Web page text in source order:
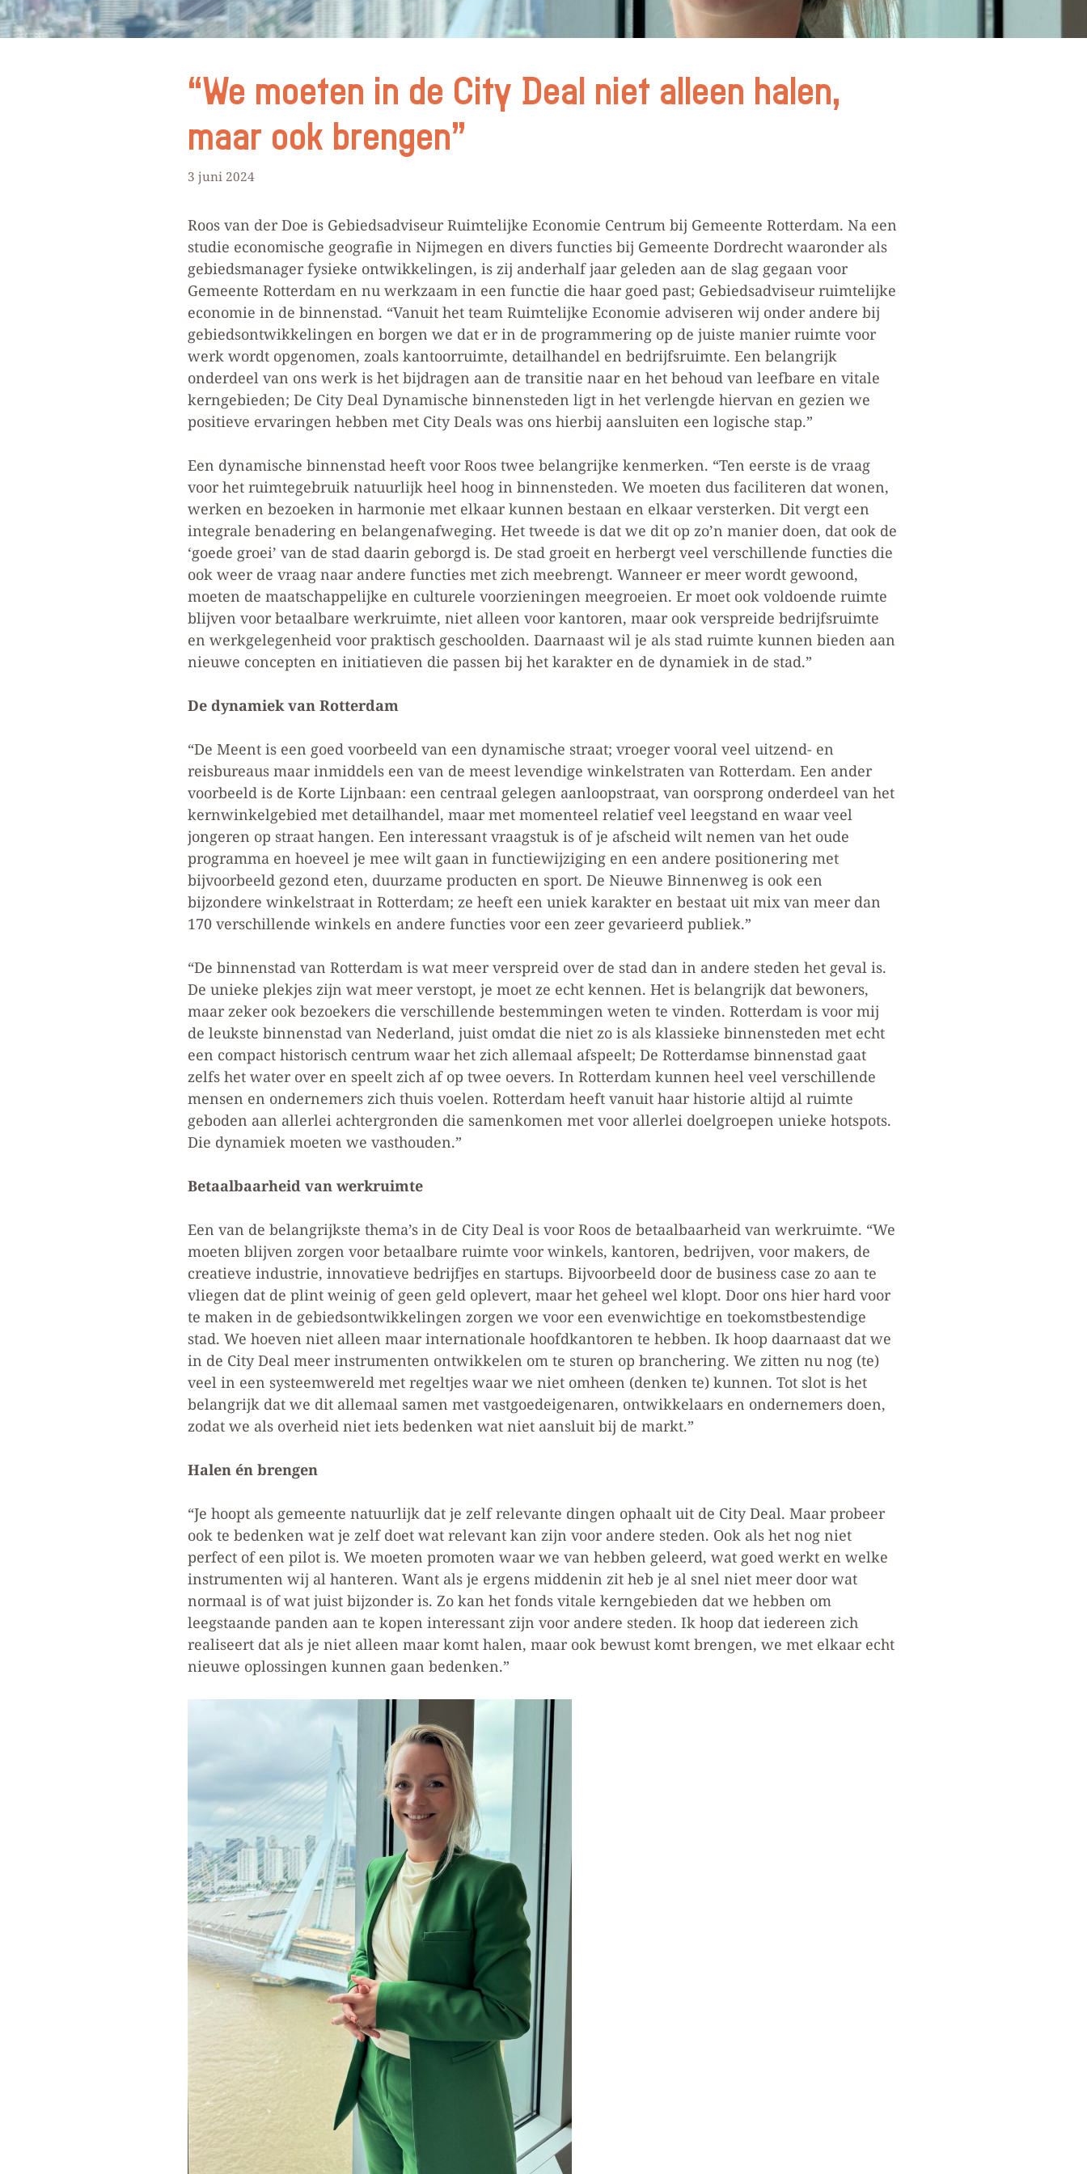
“We moeten in de City Deal niet alleen halen,
maar ook brengen”
3 juni 2024
Roos van der Doe is Gebiedsadviseur Ruimtelijke Economie Centrum bij Gemeente Rotterdam. Na een
studie economische geografie in Nijmegen en divers functies bij Gemeente Dordrecht waaronder als
gebiedsmanager fysieke ontwikkelingen, is zij anderhalf jaar geleden aan de slag gegaan voor
Gemeente Rotterdam en nu werkzaam in een functie die haar goed past; Gebiedsadviseur ruimtelijke
economie in de binnenstad. “Vanuit het team Ruimtelijke Economie adviseren wij onder andere bij
gebiedsontwikkelingen en borgen we dat er in de programmering op de juiste manier ruimte voor
werk wordt opgenomen, zoals kantoorruimte, detailhandel en bedrijfsruimte. Een belangrijk
onderdeel van ons werk is het bijdragen aan de transitie naar en het behoud van leefbare en vitale
kerngebieden; De City Deal Dynamische binnensteden ligt in het verlengde hiervan en gezien we
positieve ervaringen hebben met City Deals was ons hierbij aansluiten een logische stap.”
Een dynamische binnenstad heeft voor Roos twee belangrijke kenmerken. “Ten eerste is de vraag
voor het ruimtegebruik natuurlijk heel hoog in binnensteden. We moeten dus faciliteren dat wonen,
werken en bezoeken in harmonie met elkaar kunnen bestaan en elkaar versterken. Dit vergt een
integrale benadering en belangenafweging. Het tweede is dat we dit op zo’n manier doen, dat ook de
‘goede groei’ van de stad daarin geborgd is. De stad groeit en herbergt veel verschillende functies die
ook weer de vraag naar andere functies met zich meebrengt. Wanneer er meer wordt gewoond,
moeten de maatschappelijke en culturele voorzieningen meegroeien. Er moet ook voldoende ruimte
blijven voor betaalbare werkruimte, niet alleen voor kantoren, maar ook verspreide bedrijfsruimte
en werkgelegenheid voor praktisch geschoolden. Daarnaast wil je als stad ruimte kunnen bieden aan
nieuwe concepten en initiatieven die passen bij het karakter en de dynamiek in de stad.”
De dynamiek van Rotterdam
“De Meent is een goed voorbeeld van een dynamische straat; vroeger vooral veel uitzend- en
reisbureaus maar inmiddels een van de meest levendige winkelstraten van Rotterdam. Een ander
voorbeeld is de Korte Lijnbaan: een centraal gelegen aanloopstraat, van oorsprong onderdeel van het
kernwinkelgebied met detailhandel, maar met momenteel relatief veel leegstand en waar veel
jongeren op straat hangen. Een interessant vraagstuk is of je afscheid wilt nemen van het oude
programma en hoeveel je mee wilt gaan in functiewijziging en een andere positionering met
bijvoorbeeld gezond eten, duurzame producten en sport. De Nieuwe Binnenweg is ook een
bijzondere winkelstraat in Rotterdam; ze heeft een uniek karakter en bestaat uit mix van meer dan
170 verschillende winkels en andere functies voor een zeer gevarieerd publiek.”
“De binnenstad van Rotterdam is wat meer verspreid over de stad dan in andere steden het geval is.
De unieke plekjes zijn wat meer verstopt, je moet ze echt kennen. Het is belangrijk dat bewoners,
maar zeker ook bezoekers die verschillende bestemmingen weten te vinden. Rotterdam is voor mij
de leukste binnenstad van Nederland, juist omdat die niet zo is als klassieke binnensteden met echt
een compact historisch centrum waar het zich allemaal afspeelt; De Rotterdamse binnenstad gaat
zelfs het water over en speelt zich af op twee oevers. In Rotterdam kunnen heel veel verschillende
mensen en ondernemers zich thuis voelen. Rotterdam heeft vanuit haar historie altijd al ruimte
geboden aan allerlei achtergronden die samenkomen met voor allerlei doelgroepen unieke hotspots.
Die dynamiek moeten we vasthouden.”
Betaalbaarheid van werkruimte
Een van de belangrijkste thema’s in de City Deal is voor Roos de betaalbaarheid van werkruimte. “We
moeten blijven zorgen voor betaalbare ruimte voor winkels, kantoren, bedrijven, voor makers, de
creatieve industrie, innovatieve bedrijfjes en startups. Bijvoorbeeld door de business case zo aan te
vliegen dat de plint weinig of geen geld oplevert, maar het geheel wel klopt. Door ons hier hard voor
te maken in de gebiedsontwikkelingen zorgen we voor een evenwichtige en toekomstbestendige
stad. We hoeven niet alleen maar internationale hoofdkantoren te hebben. Ik hoop daarnaast dat we
in de City Deal meer instrumenten ontwikkelen om te sturen op branchering. We zitten nu nog (te)
veel in een systeemwereld met regeltjes waar we niet omheen (denken te) kunnen. Tot slot is het
belangrijk dat we dit allemaal samen met vastgoedeigenaren, ontwikkelaars en ondernemers doen,
zodat we als overheid niet iets bedenken wat niet aansluit bij de markt.”
Halen én brengen
“Je hoopt als gemeente natuurlijk dat je zelf relevante dingen ophaalt uit de City Deal. Maar probeer
ook te bedenken wat je zelf doet wat relevant kan zijn voor andere steden. Ook als het nog niet
perfect of een pilot is. We moeten promoten waar we van hebben geleerd, wat goed werkt en welke
instrumenten wij al hanteren. Want als je ergens middenin zit heb je al snel niet meer door wat
normaal is of wat juist bijzonder is. Zo kan het fonds vitale kerngebieden dat we hebben om
leegstaande panden aan te kopen interessant zijn voor andere steden. Ik hoop dat iedereen zich
realiseert dat als je niet alleen maar komt halen, maar ook bewust komt brengen, we met elkaar echt
nieuwe oplossingen kunnen gaan bedenken.”